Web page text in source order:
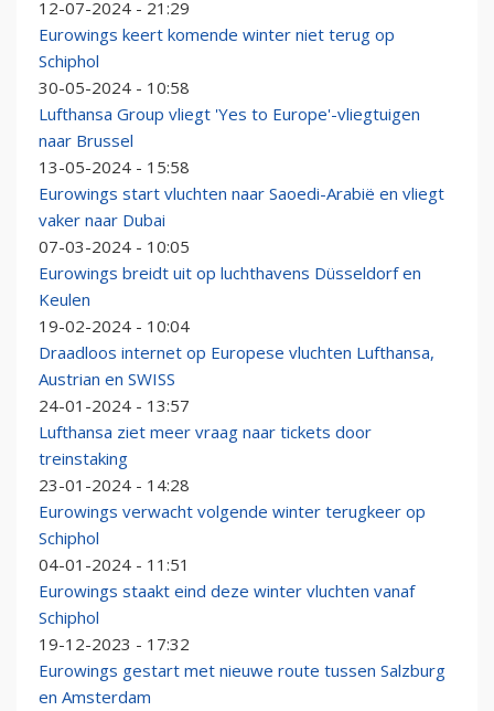
12-07-2024 - 21:29
Eurowings keert komende winter niet terug op
Schiphol
30-05-2024 - 10:58
Lufthansa Group vliegt 'Yes to Europe'-vliegtuigen
naar Brussel
13-05-2024 - 15:58
Eurowings start vluchten naar Saoedi-Arabië en vliegt
vaker naar Dubai
07-03-2024 - 10:05
Eurowings breidt uit op luchthavens Düsseldorf en
Keulen
19-02-2024 - 10:04
Draadloos internet op Europese vluchten Lufthansa,
Austrian en SWISS
24-01-2024 - 13:57
Lufthansa ziet meer vraag naar tickets door
treinstaking
23-01-2024 - 14:28
Eurowings verwacht volgende winter terugkeer op
Schiphol
04-01-2024 - 11:51
Eurowings staakt eind deze winter vluchten vanaf
Schiphol
19-12-2023 - 17:32
Eurowings gestart met nieuwe route tussen Salzburg
en Amsterdam